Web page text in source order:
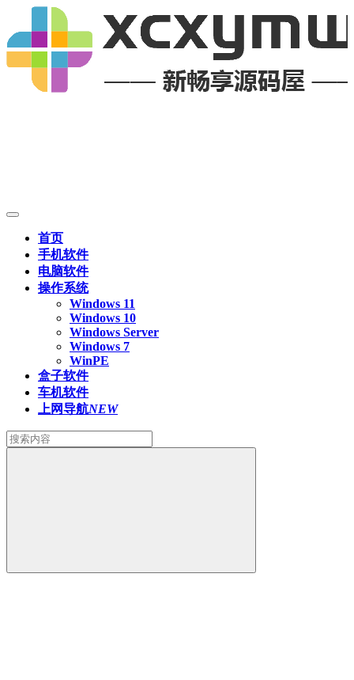
首页
手机软件
电脑软件
操作系统
Windows 11
Windows 10
Windows Server
Windows 7
WinPE
盒子软件
车机软件
上网导航NEW